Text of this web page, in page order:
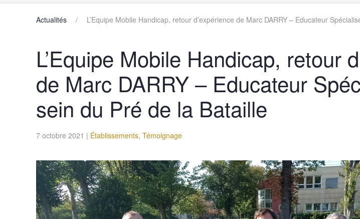
Actualités L’Equipe Mobile Handicap, retour d’expérience de Marc DARRY – Educateur
L’Equipe Mobile Handicap, retour
de Marc DARRY – Educateur
sein du Pré de la Bataille
7 octobre 2021 | Établissements, Témoignage